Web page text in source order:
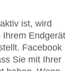
ist, wird
Ihrem Endgerät
Facebook
Sie mit Ihrer